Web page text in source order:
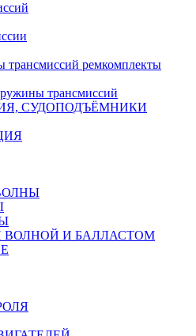
ремкомплекты
трансмиссий
СУДОПОДЪЁМНИКИ
ВОЛНОЙ И БАЛЛАСТОМ